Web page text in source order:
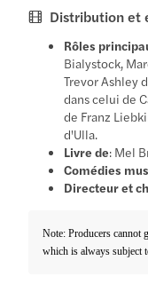
Distribution et
Rôles
Bialystock,
Trevor Ashley
dans celui de
de Franz
d'Ulla.
Livre de: Mel
Comédies
Directeur et
Note: Producers cannot
which is always subject